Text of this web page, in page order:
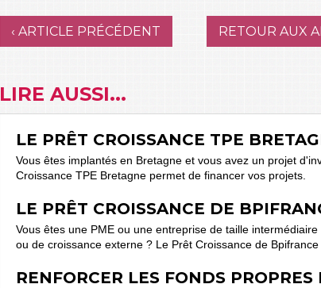
‹ ARTICLE PRÉCÉDENT RETOUR AUX
LIRE AUSSI...
LE PRÊT CROISSANCE TPE
Vous êtes implantés en Bretagne et vous avez un projet
Croissance TPE Bretagne permet de financer vos projets.
LE PRÊT CROISSANCE DE
Vous êtes une PME ou une entreprise de taille
ou de croissance externe ? Le Prêt Croissance de
RENFORCER LES FONDS